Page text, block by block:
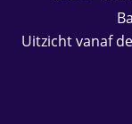
Uitzicht vanaf